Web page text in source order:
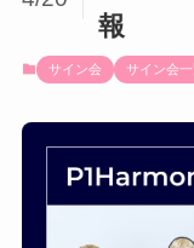
報
サイン会 サイン会一